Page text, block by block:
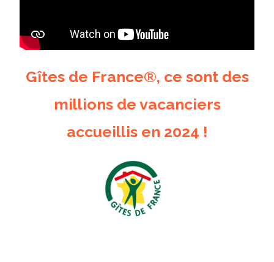
Gîtes de France®, ce sont des
millions de vacanciers
accueillis en 2024 !